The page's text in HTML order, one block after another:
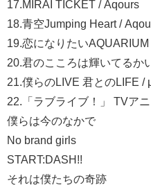
17.MIRAI TICKET / Aqours
18.青空Jumping Heart /
19.恋になりたい
20.君のこころは輝いてるか
21.僕らのLIVE 君とのLIFE /
22.「ラブライブ！」 TVア
僕らは今のなかで
No brand girls
START:DASH!!
それは僕たちの奇跡